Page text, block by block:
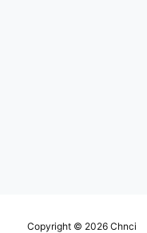
Copyright © 2026Chnci